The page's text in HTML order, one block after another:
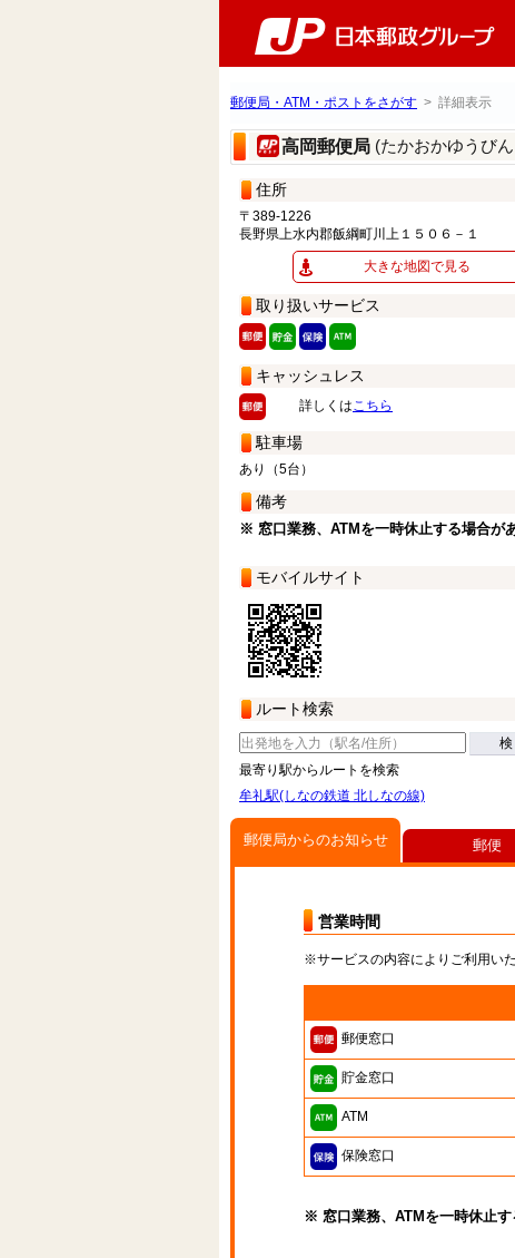
郵便局・ATM・ポストをさがす > 詳細表示
高岡郵便局 (たかおかゆうび
住所
〒389-1226
長野県上水内郡飯綱町川上１５０６－１
大きな地図で見る
取り扱いサービス
キャッシュレス
詳しくはこちら
駐車場
あり（5台）
備考
※ 窓口業務、ATMを一時休止する場合が
モバイルサイト
ルート検索
最寄り駅からルートを検索
牟礼駅(しなの鉄道 北しなの線)
郵便局からのお知らせ
営業時間
※サービスの内容によりご利用い
郵便窓口
貯金窓口
ATM
保険窓口
※ 窓口業務、ATMを一時休止す
郵便